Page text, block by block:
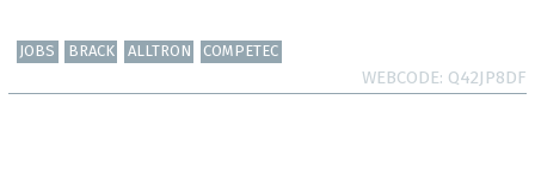
JOBS BRACK ALLTRON COMPETEC
WEBCODE Q42JP8DF